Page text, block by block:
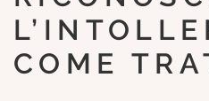
COME